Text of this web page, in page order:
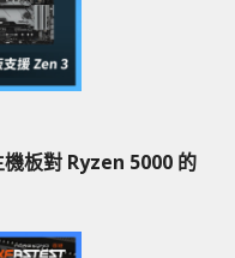
板對 Ryzen 5000 的